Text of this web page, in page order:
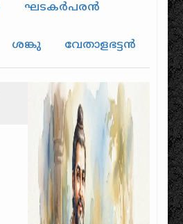
ഘടകർപരൻ
ശങ്കു വേതാളഭട്ടൻ